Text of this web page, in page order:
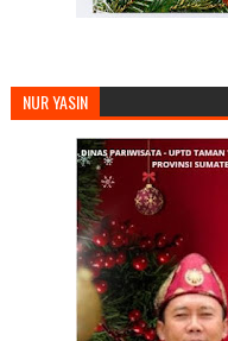
NUR YASIN